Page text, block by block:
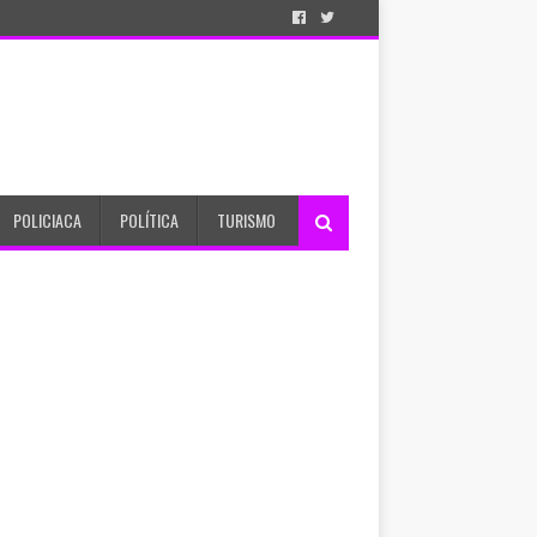
POLICIACA POLÍTICA TURISMO